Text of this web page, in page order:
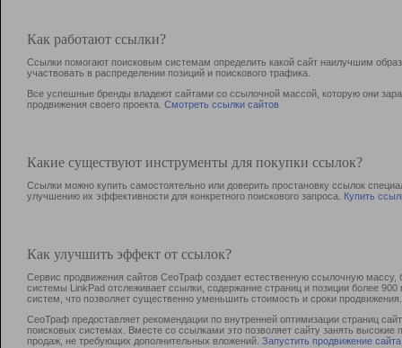
Как работают ссылки?
Ссылки помогают поисковым системам определить какой сайт наилучшим
участвовать в раcпределении позиций и поискового трафика.
Все успешные бренды владеют сайтами со ссылочной массой, которую они
продвижения своего проекта. Смотреть ссылки сайтов
Какие существуют инструменты для покупки ссылок?
Ссылки можно купить самостоятельно или доверить простановку ссылок
улучшению их эффективности для конкретного поискового запроса. Купить
Как улучшить эффект от ссылок?
Сервис продвижения сайтов СеоТраф создает естественную ссылочную
системы LinkPad отслеживает ссылки, содержание страниц и позиции более
систем, что позволяет существенно уменьшить стоимость и сроки продвижения.
СеоТраф предоставляет рекомендации по внутренней оптимизации страниц
поисковых системах. Вместе со ссылками это позволяет сайту занять
продаж, не требующих дополнительных вложений. Запустить продвижение сайта